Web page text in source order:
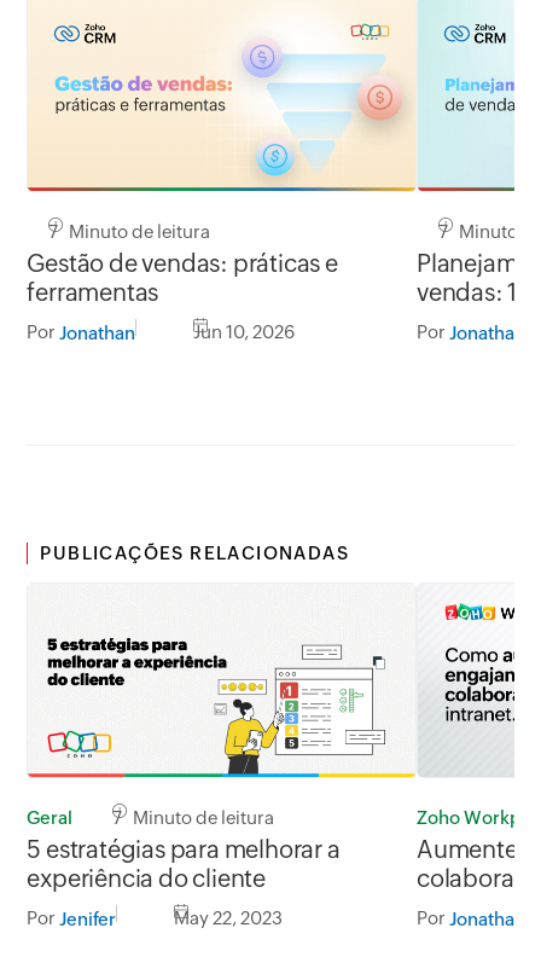
7 Minuto de leitura
Gestão de vendas: práticas e
ferramentas
Por Jonathan Jun 10, 2026
7 Minuto
vendas: 10
Por Jonathan
PUBLICAÇÕES RELACIONADAS
Geral 7 Minuto de leitura
5 estratégias para melhorar a
experiência do cliente
Por Jenifer May 22, 2023
Zoho
Aumente
Por Jonathan